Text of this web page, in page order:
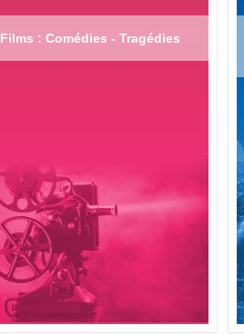
Films : Comédies - Tragédies